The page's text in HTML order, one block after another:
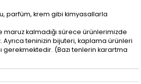
parfüm, krem gibi kimyasallarla
kalmadığı sürece ürünlerimizde
teninizin bijuteri, kaplama ürünleri
gerekmektedir. (Bazı tenlerin karartma